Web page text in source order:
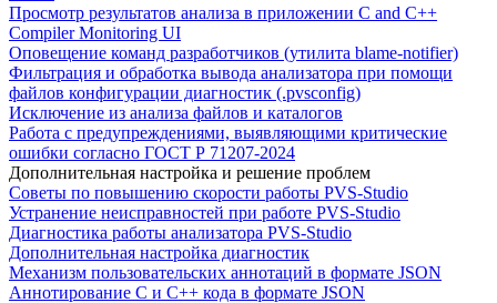
Просмотр результатов анализа в приложении C and C++
Compiler Monitoring UI
Оповещение команд разработчиков (утилита blame-notifier)
Фильтрация и обработка вывода анализатора при помощи
файлов конфигурации диагностик (.pvsconfig)
Исключение из анализа файлов и каталогов
Работа с предупреждениями, выявляющими критические
ошибки согласно ГОСТ Р 71207-2024
Дополнительная настройка и решение проблем
Советы по повышению скорости работы PVS-Studio
Устранение неисправностей при работе PVS-Studio
Диагностика работы анализатора PVS-Studio
Дополнительная настройка диагностик
Механизм пользовательских аннотаций в формате JSON
Аннотирование C и C++ кода в формате JSON